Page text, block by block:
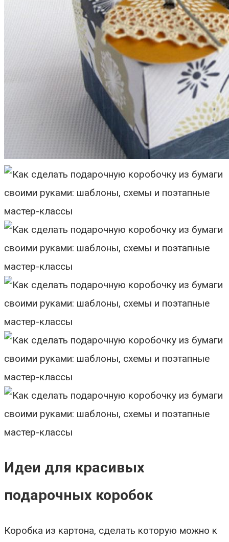
Идеи для красивых
подарочных коробок
Коробка из картона, сделать которую можно к